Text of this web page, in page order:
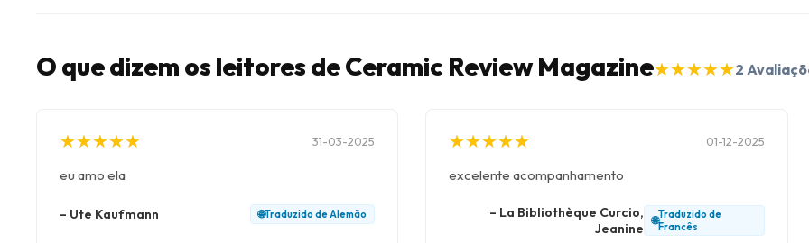
O que dizem os leitores de Ceramic Review Magazine★
★★
★★
★★
★★
★2
★
★★
★★
★★
★★
★ 31-03-2025
eu amo ela
– Ute Kaufmann 🌐Traduzido deAlemão
★
★★
★★
★★
★★
★ 01-12-2025
excelente acompanhamento
– La Bibliothèque Curcio,
Jeanine
🌐Traduzido de
Francês